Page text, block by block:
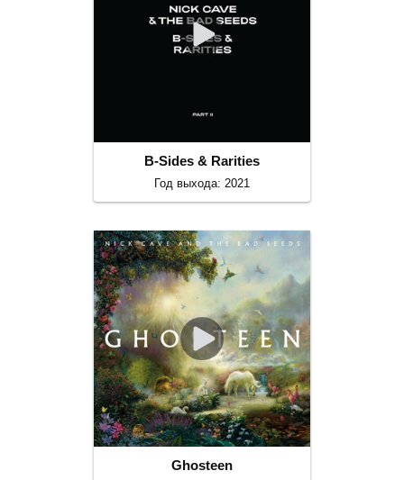
B-Sides & Rarities
Год выхода: 2021
Ghosteen